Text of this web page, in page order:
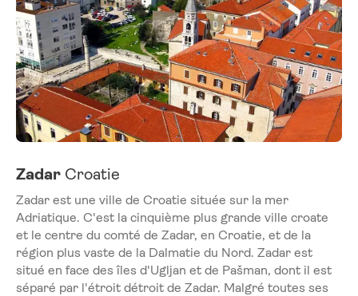
Zadar Croatie
Zadar est une ville de Croatie située sur la mer
Adriatique. C'est la cinquième plus grande ville croate
et le centre du comté de Zadar, en Croatie, et de la
région plus vaste de la Dalmatie du Nord. Zadar est
situé en face des îles d'Ugljan et de Pašman, dont il est
séparé par l'étroit détroit de Zadar. Malgré toutes ses